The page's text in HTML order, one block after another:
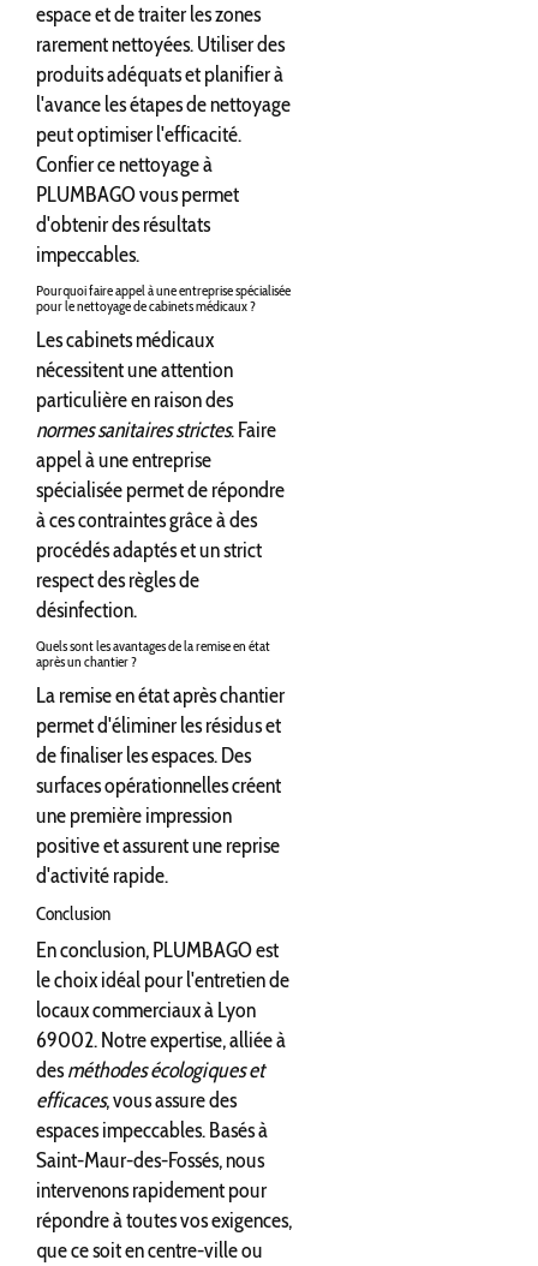
espace et de traiter les zones
rarement nettoyées. Utiliser des
produits adéquats et planifier à
l'avance les étapes de nettoyage
peut optimiser l'efficacité.
Confier ce nettoyage à
PLUMBAGO vous permet
d'obtenir des résultats
impeccables.
Pourquoi faire appel à une entreprise spécialisée
pour le nettoyage de cabinets médicaux ?
Les cabinets médicaux
nécessitent une attention
particulière en raison des
normes sanitaires strictes. Faire
appel à une entreprise
spécialisée permet de répondre
à ces contraintes grâce à des
procédés adaptés et un strict
respect des règles de
désinfection.
Quels sont les avantages de la remise en état
après un chantier ?
La remise en état après chantier
permet d'éliminer les résidus et
de finaliser les espaces. Des
surfaces opérationnelles créent
une première impression
positive et assurent une reprise
d'activité rapide.
Conclusion
En conclusion, PLUMBAGO est
le choix idéal pour l'entretien de
locaux commerciaux à Lyon
69002. Notre expertise, alliée à
desméthodes écologiques et
efficaces, vous assure des
espaces impeccables. Basés à
Saint-Maur-des-Fossés, nous
intervenons rapidement pour
répondre à toutes vos exigences,
que ce soit en centre-ville ou